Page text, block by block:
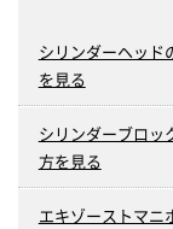
シリンダーヘッド
を見る
シリンダーブロッ
方を見る
エキゾーストマニ